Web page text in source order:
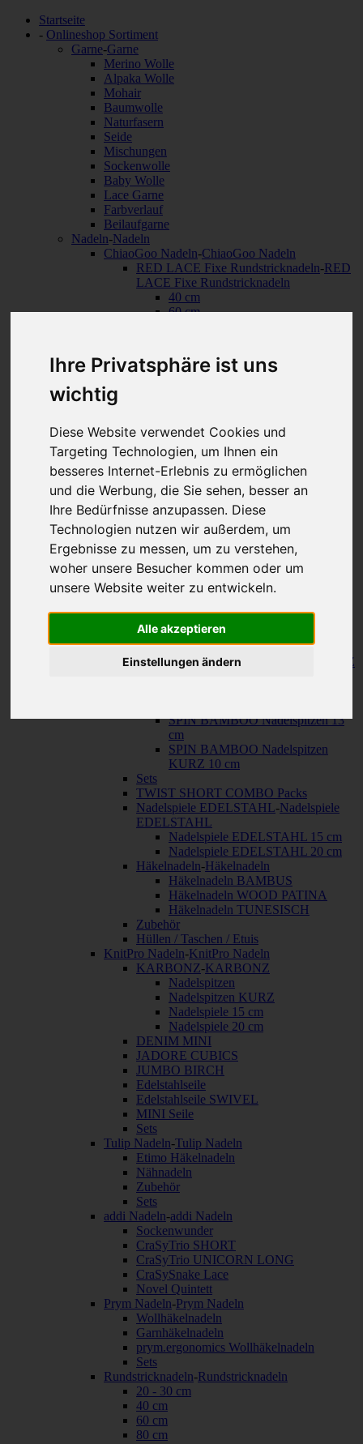
Ihre Privatsphäre ist uns
wichtig
Diese Website verwendet Cookies und
Targeting Technologien, um Ihnen ein
besseres Internet-Erlebnis zu ermöglichen
und die Werbung, die Sie sehen, besser an
Ihre Bedürfnisse anzupassen. Diese
Technologien nutzen wir außerdem, um
Ergebnisse zu messen, um zu verstehen,
woher unsere Besucher kommen oder um
unsere Website weiter zu entwickeln.
Alle akzeptieren
Einstellungen ändern
Startseite
- Onlineshop Sortiment
Garne-Garne
Merino Wolle
Alpaka Wolle
Mohair
Baumwolle
Naturfasern
Seide
Mischungen
Sockenwolle
Baby Wolle
Lace Garne
Farbverlauf
Beilaufgarne
Nadeln-Nadeln
ChiaoGoo Nadeln-ChiaoGoo Nadeln
RED LACE Fixe Rundstricknadeln-RED
LACE Fixe Rundstricknadeln
40 cm
60 cm
120 cm
150 cm
30 cm
TWIST SWIV360 SILVER Seile
TWIST RED Seile
SPIN NYLON Seile
TWIST X-FLEX BLUE Seile
QUADS Nadelspitzen-QUADS
Nadelspitzen
QUADS Nadelspitzen 13 cm
QUADS Nadelspitzen KURZ 10
cm
FORTÉ Nadelspitzen
Nadelspitzen
TWIST Nadelspitzen 13 cm
TWIST Nadelspitzen KURZ 10 cm
TWIST Nadelspitzen SEHR KURZ
SPIN BAMBOO Nadelspitzen 13
cm
SPIN BAMBOO Nadelspitzen
KURZ 10 cm
Sets
TWIST SHORT COMBO Packs
Nadelspiele EDELSTAHL-Nadelspiele
EDELSTAHL
Nadelspiele EDELSTAHL 15 cm
Nadelspiele EDELSTAHL 20 cm
Häkelnadeln-Häkelnadeln
Häkelnadeln BAMBUS
Häkelnadeln WOOD PATINA
Häkelnadeln TUNESISCH
Zubehör
Hüllen / Taschen / Etuis
KnitPro Nadeln-KnitPro Nadeln
KARBONZ-KARBONZ
Nadelspitzen
Nadelspitzen KURZ
Nadelspiele 15 cm
Nadelspiele 20 cm
DENIM MINI
JADORE CUBICS
JUMBO BIRCH
Edelstahlseile
Edelstahlseile SWIVEL
MINI Seile
Sets
Tulip Nadeln-Tulip Nadeln
Etimo Häkelnadeln
Nähnadeln
Zubehör
Sets
addi Nadeln-addi Nadeln
Sockenwunder
CraSyTrio SHORT
CraSyTrio UNICORN LONG
CraSySnake Lace
Novel Quintett
Prym Nadeln-Prym Nadeln
Wollhäkelnadeln
Garnhäkelnadeln
prym.ergonomics Wollhäkelnadeln
Sets
Rundstricknadeln-Rundstricknadeln
20 - 30 cm
40 cm
60 cm
80 cm